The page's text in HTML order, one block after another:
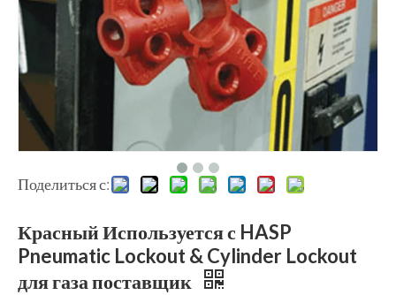
Поделиться с:
Красный Используется с HASP
Pneumatic Lockout & Cylinder Lockout
для газа поставщик